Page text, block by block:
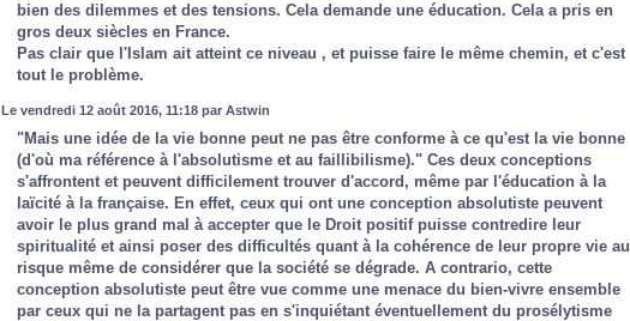
bien des dilemmes et des tensions. Cela demande une éducation. Cela a pris en
gros deux siècles en France.
Pas clair que l'Islam ait atteint ce niveau , et puisse faire le même chemin, et c'est
tout le problème.
Le vendredi 12 août 2016, 11:18 par Astwin
"Mais une idée de la vie bonne peut ne pas être conforme à ce qu'est la vie bonne
(d'où ma référence à l'absolutisme et au faillibilisme)." Ces deux conceptions
s'affrontent et peuvent difficilement trouver d'accord, même par l'éducation à la
laïcité à la française. En effet, ceux qui ont une conception absolutiste peuvent
avoir le plus grand mal à accepter que le Droit positif puisse contredire leur
spiritualité et ainsi poser des difficultés quant à la cohérence de leur propre vie au
risque même de considérer que la société se dégrade. A contrario, cette
conception absolutiste peut être vue comme une menace du bien-vivre ensemble
par ceux qui ne la partagent pas en s'inquiétant éventuellement du prosélytisme